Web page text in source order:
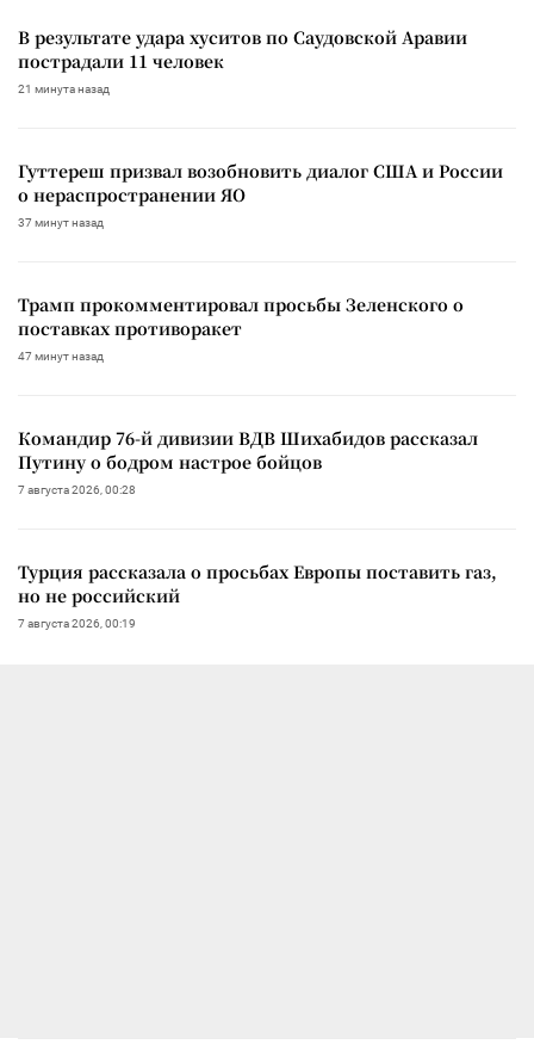
В результате удара хуситов по Саудовской Аравии
пострадали 11 человек
21 минута назад
Гуттереш призвал возобновить диалог США и России
о нераспространении ЯО
37 минут назад
Трамп прокомментировал просьбы Зеленского о
поставках противоракет
47 минут назад
Командир 76-й дивизии ВДВ Шихабидов рассказал
Путину о бодром настрое бойцов
7 августа 2026, 00:28
Турция рассказала о просьбах Европы поставить газ,
но не российский
7 августа 2026, 00:19